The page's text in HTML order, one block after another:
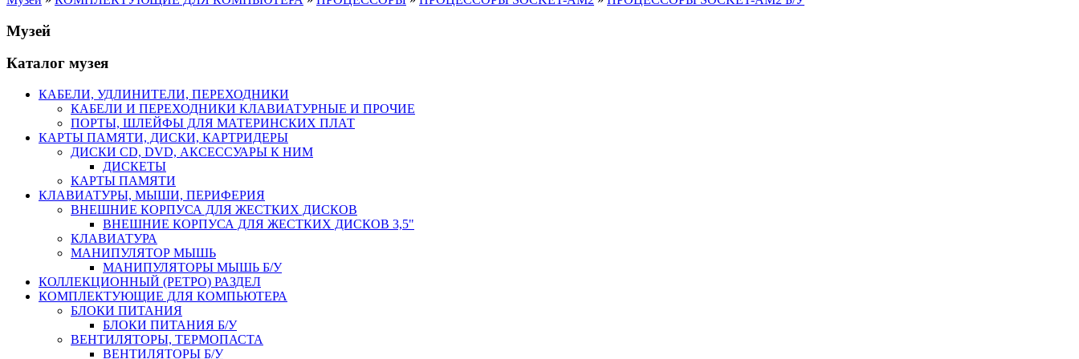
Музей
Каталог музея
КАБЕЛИ, УДЛИНИТЕЛИ, ПЕРЕХОДНИКИ
КАБЕЛИ И ПЕРЕХОДНИКИ КЛАВИАТУРНЫЕ И ПРОЧИЕ
ПОРТЫ, ШЛЕЙФЫ ДЛЯ МАТЕРИНСКИХ ПЛАТ
КАРТЫ ПАМЯТИ, ДИСКИ, КАРТРИДЕРЫ
ДИСКИ CD, DVD, АКСЕССУАРЫ К НИМ
ДИСКЕТЫ
КАРТЫ ПАМЯТИ
КЛАВИАТУРЫ, МЫШИ, ПЕРИФЕРИЯ
ВНЕШНИЕ КОРПУСА ДЛЯ ЖЕСТКИХ ДИСКОВ
ВНЕШНИЕ КОРПУСА ДЛЯ ЖЕСТКИХ ДИСКОВ 3,5"
КЛАВИАТУРА
МАНИПУЛЯТОР МЫШЬ
МАНИПУЛЯТОРЫ МЫШЬ Б/У
КОЛЛЕКЦИОННЫЙ (РЕТРО) РАЗДЕЛ
КОМПЛЕКТУЮЩИЕ ДЛЯ КОМПЬЮТЕРА
БЛОКИ ПИТАНИЯ
БЛОКИ ПИТАНИЯ Б/У
ВЕНТИЛЯТОРЫ, ТЕРМОПАСТА
ВЕНТИЛЯТОРЫ Б/У